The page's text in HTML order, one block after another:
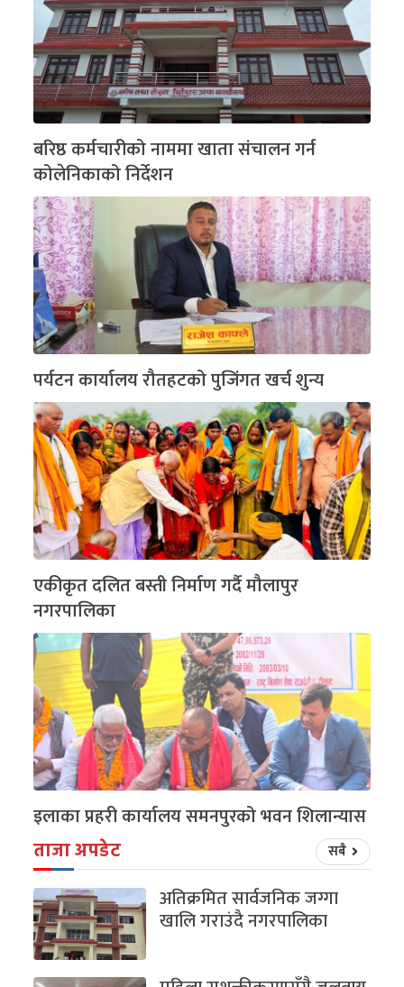
बरिष्ठ कर्मचारीको नाममा खाता संचालन गर्न
कोलेनिकाको निर्देशन
पर्यटन कार्यालय रौतहटको पुजिंगत खर्च शुन्य
एकीकृत दलित बस्ती निर्माण गर्दै मौलापुर
नगरपालिका
इलाका प्रहरी कार्यालय समनपुरको भवन शिलान्यास
ताजा अपडेट सबै
अतिक्रमित सार्वजनिक जग्गा
खालि गराउंदै नगरपालिका